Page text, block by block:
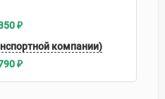
₽
компании)
₽